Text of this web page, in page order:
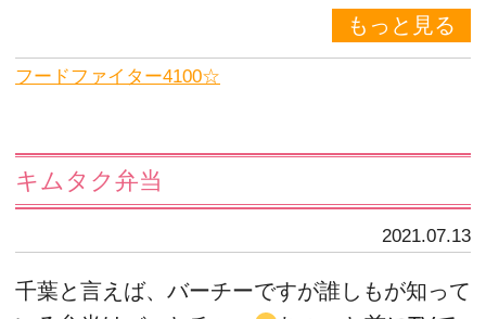
もっと見る
フードファイター4100☆
キムタク弁当
2021.07.13
千葉と言えば、バーチーですが誰しもが知って